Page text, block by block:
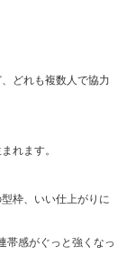
どれも複数人で協力
れます。
枠、いい仕上がりに
帯感がぐっと強くなっ